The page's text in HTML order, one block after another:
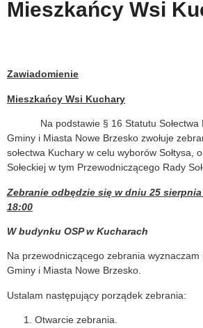
Mieszkańcy Wsi
Zawiadomienie
Mieszkańcy Wsi Kuchary
Na podstawie § 16 Statutu Sołectwa
Gminy i Miasta Nowe Brzesko zwołuje
sołectwa Kuchary w celu wyborów Sołtysa,
Sołeckiej w tym Przewodniczącego Rady
Zebranie odbędzie się w dniu 25
18:00
W budynku OSP w Kucharach
Na przewodniczącego zebrania
Gminy i Miasta Nowe Brzesko.
Ustalam następujący porządek zebrania:
Otwarcie zebrania.